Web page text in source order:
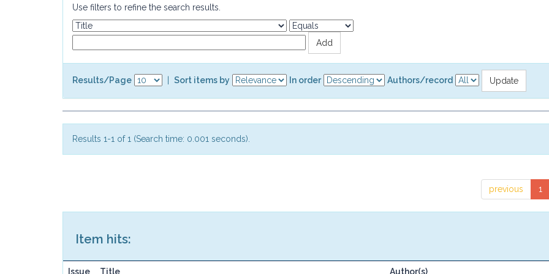
Use filters to refine the search results.
Results/Page Sort items by In order Authors/record
Results 1-1 of 1 (Search time: 0.001 seconds).
previous 1
Item hits:
Issue Title Author(s)